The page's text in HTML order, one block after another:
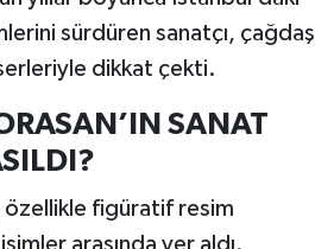
sürdüren sanatçı, çağdaş
dikkat çekti.
SANAT
figüratif resim
isimler arasında yer aldı.